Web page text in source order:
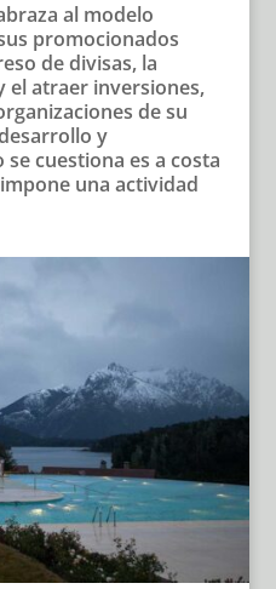
al modelo
promocionados
de divisas, la
el atraer inversiones,
de su
y
cuestiona es a costa
una actividad